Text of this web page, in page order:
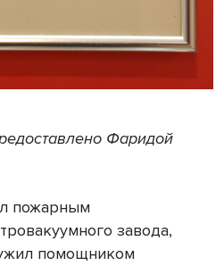
Фаридой
пожарным
завода,
помощником